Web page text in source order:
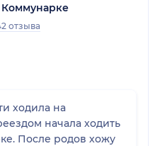
отзыва
ходила на
начала ходить
После родов хожу